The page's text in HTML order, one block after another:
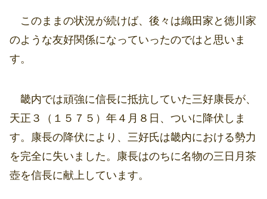
このままの状況が続けば、後々は織田家と徳川家
のような友好関係になっていったのではと思いま
す。
畿内では頑強に信長に抵抗していた三好康長が、
天正３（１５７５）年４月８日、ついに降伏しま
す。康長の降伏により、三好氏は畿内における勢力
を完全に失いました。康長はのちに名物の三日月茶
壺を信長に献上しています。